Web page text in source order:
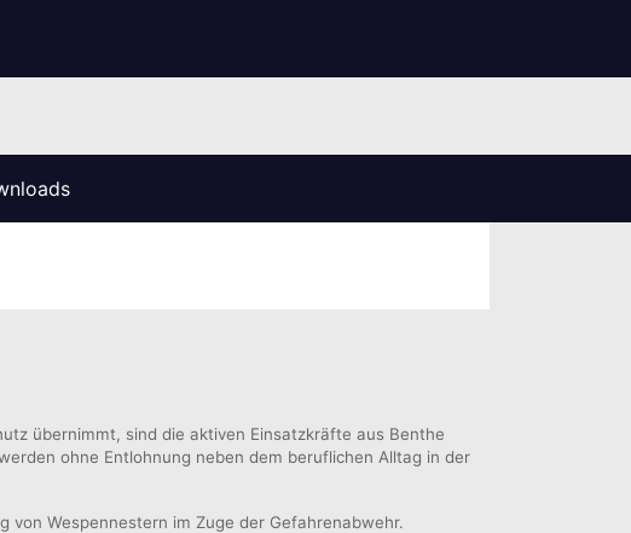
übernimmt, sind die aktiven Einsatzkräfte aus Benthe
ohne Entlohnung neben dem beruflichen Alltag in der
von Wespennestern im Zuge der Gefahrenabwehr.